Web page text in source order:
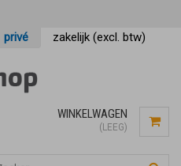
privé zakelijk (excl. btw)
WINKELWAGEN
(LEEG)